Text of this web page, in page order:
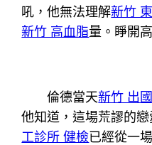
吼，他無法理解新竹
新竹 高血脂量。睜開
倫德當天新竹 出
他知道，這場荒謬的
工診所 健檢已經從一